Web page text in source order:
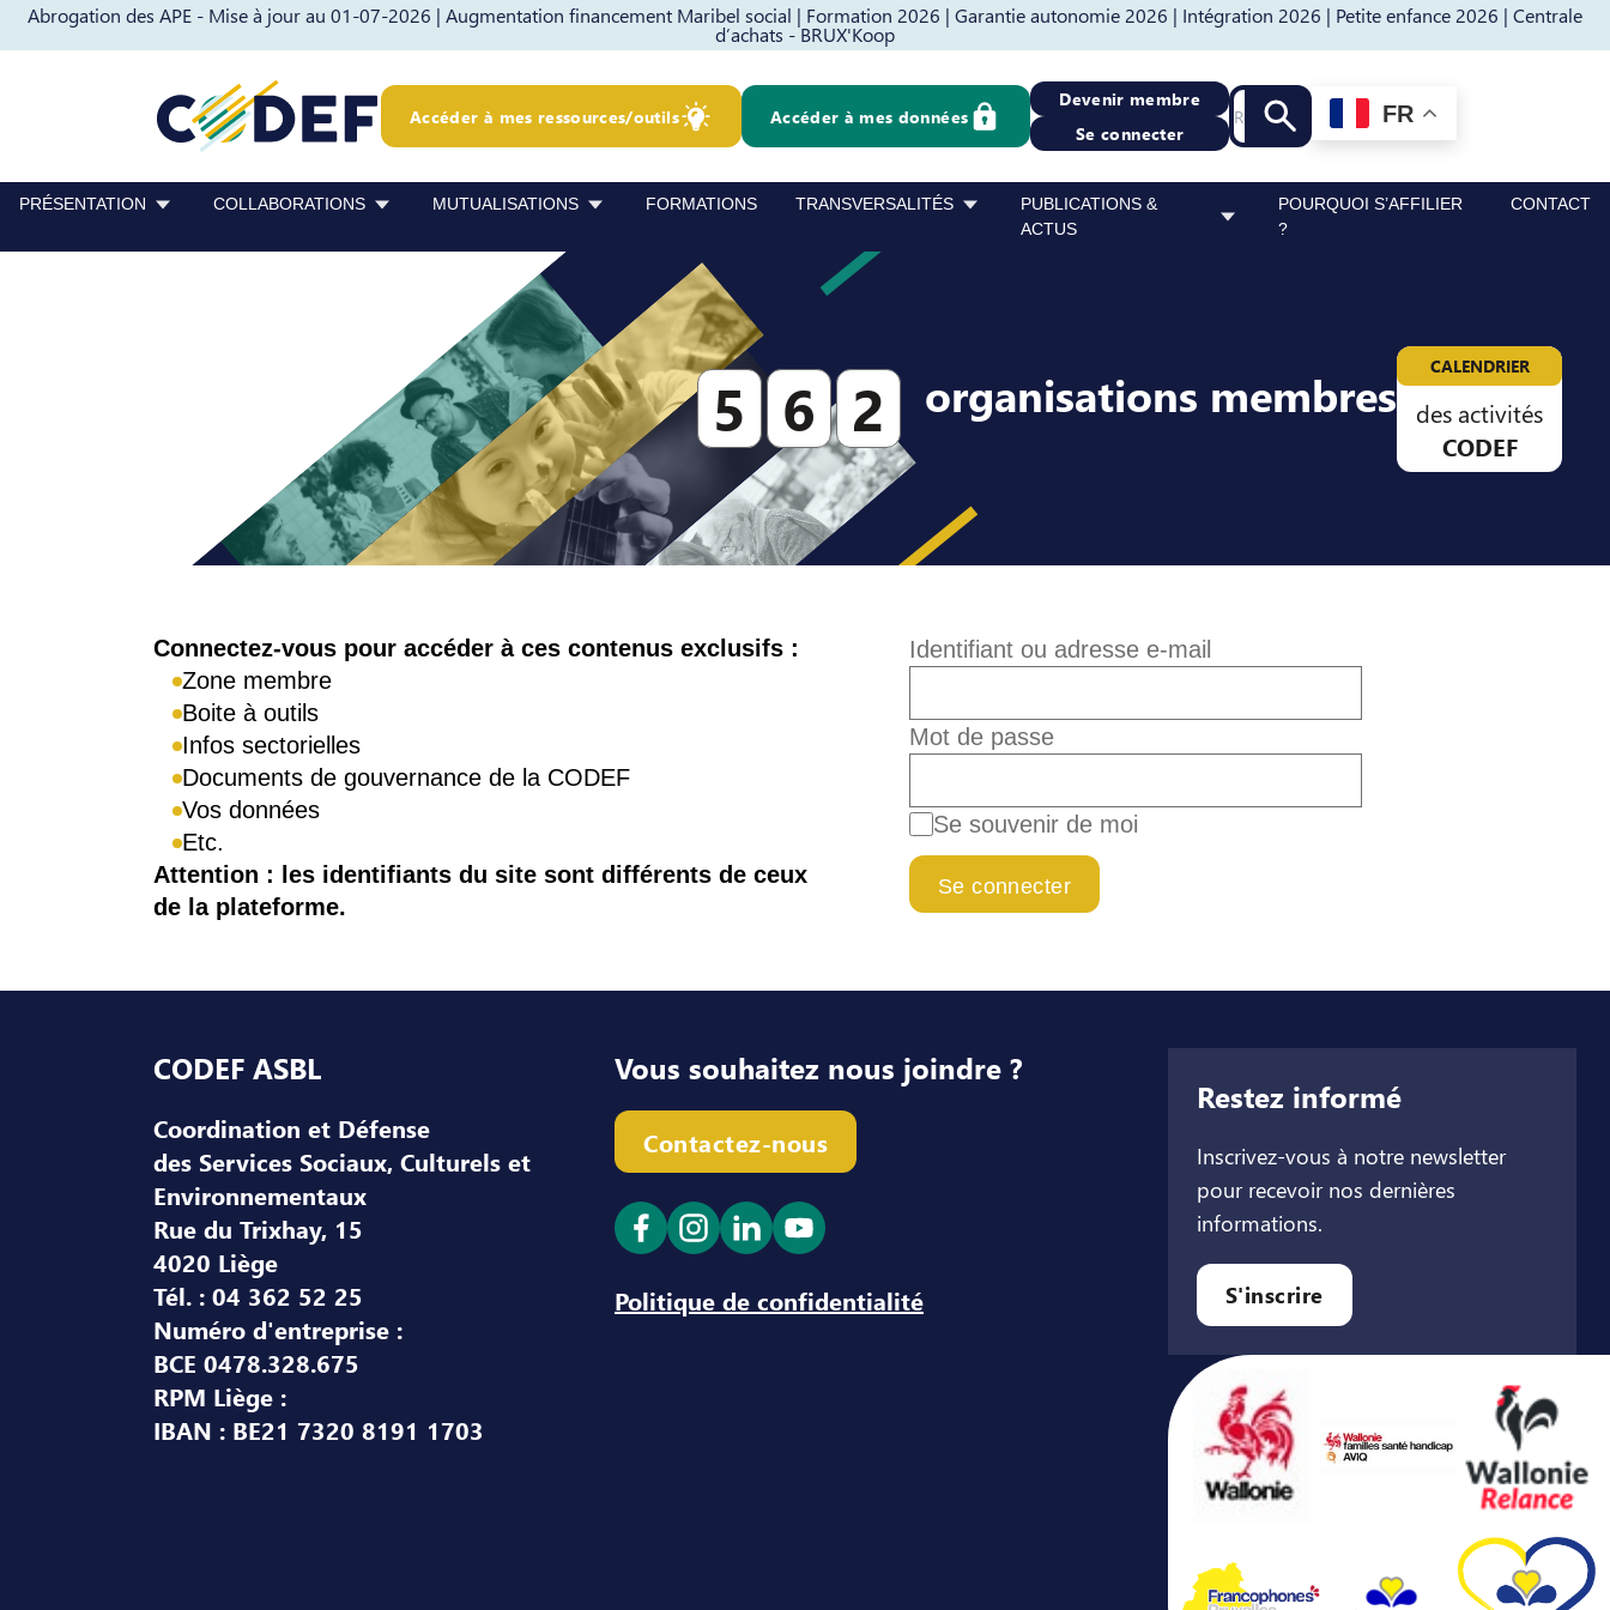
Abrogation des APE - Mise à jour au 01-07-2026 | Augmentation financement Maribel social | Formation 2026 | Garantie autonomie 2026 | Intégration 2026 | Petite enfance 2026 | Centrale
d’achats - BRUX'Koop
Passer au contenu Passer au pied de page
Accéder à mes ressources/outils Accéder à mes données
Devenir membre
Se connecter
Recherche
Lancer la recherche
FR
PRÉSENTATION COLLABORATIONS MUTUALISATIONS FORMATIONS TRANSVERSALITÉS
PUBLICATIONS &
ACTUS
POURQUOI S’AFFILIER
?
CONTACT
5 6 2 organisations membres CALENDRIER
des activités
CODEF
Connexion
Connectez-vous pour accéder à ces contenus exclusifs :
Zone membre
Boite à outils
Infos sectorielles
Documents de gouvernance de la CODEF
Vos données
Etc.
Attention : les identifiants du site sont différents de ceux
de la plateforme.
Identifiant ou adresse e-mail
Mot de passe
Se souvenir de moi
Pied de page
CODEF ASBL
Coordination et Défense
des Services Sociaux, Culturels et
Environnementaux
Rue du Trixhay, 15
4020 Liège
Tél. : 04 362 52 25
Numéro d'entreprise :
BCE 0478.328.675
RPM Liège :
IBAN : BE21 7320 8191 1703
Vous souhaitez nous joindre ?
Contactez-nous
Ouvrir le lien dans un nouvel onglet
Ouvrir le lien dans un nouvel onglet
Ouvrir le lien dans un nouvel onglet
Ouvrir le lien dans un nouvel onglet
Politique de confidentialité
Restez informé
Inscrivez-vous à notre newsletter
pour recevoir nos dernières
informations.
S'inscrire
Avec le soutien de ...